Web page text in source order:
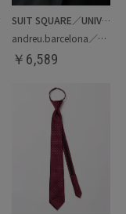
SUIT SQUARE／UNIVERSAL LANGUAGE
andreu.barcelona／ネクタイ
￥ 6,589